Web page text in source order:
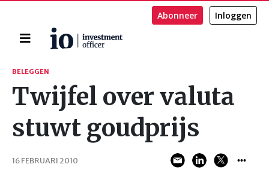
Home
Abonneer Inloggen
Zoeken
BELEGGEN
Twijfel over valuta
stuwt goudprijs
16 FEBRUARI 2010